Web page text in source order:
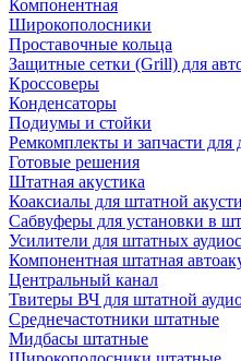
Компонентная
Широкополосники
Проставочные кольца
Защитные сетки (Grill) для
Кроссоверы
Конденсаторы
Подиумы и стойки
Ремкомплекты и запчасти для
Готовые решения
Штатная акустика
Коаксиалы для штатной
Сабвуферы для установки в
Усилители для штатных
Компонентная штатная
Центральный канал
Твитеры ВЧ для штатной
Среднечастотники штатные
Мидбасы штатные